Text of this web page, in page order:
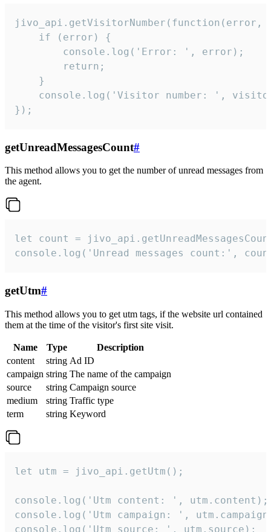
jivo_api.getVisitorNumber(function(error,
    if (error) {
        console.log('Error: ', error);
        return;
    }
console.log('Visitor number: ',
});
getUnreadMessagesCount#
This method allows you to get the number of unread messages from
the agent.
let count =
console.log('Unread messages count:',
getUtm#
This method allows you to get utm tags, if the website url contained
them at the time of the visitor's first site visit.
Name Type
Description
content
string Ad ID
campaign string The name of the campaign
source
string Campaign source
medium
string Traffic type
term
string Keyword
let utm = jivo_api.getUtm();
console.log('Utm content: ', utm.content);
console.log('Utm campaign: ',
console.log('Utm source: ', utm.source);